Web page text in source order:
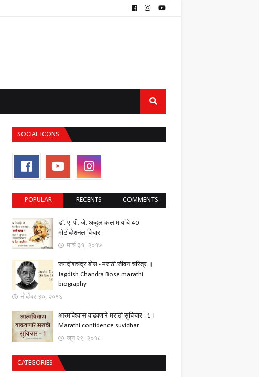
SOCIAL ICONS
POPULAR RECENTS COMMENTS
डॉ. ए. पी. जे. अब्दुल कलाम यांचे 40
मोटीव्हेशनल विचार
मार्च ३१, २०१७
जगदीशचंद्र बोस - मराठी जीवन चरित्र ।
Jagdish Chandra Bose marathi
biography
नोव्हेंबर ३०, २०१६
आत्मविश्वास वाढवणारे मराठी सुविचार - 1।
Marathi confidence suvichar
जून २९, २०१८
CATEGORIES